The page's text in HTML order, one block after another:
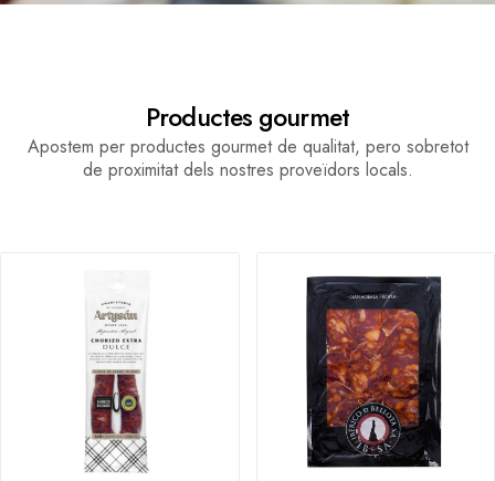
Productes gourmet
Apostem per productes gourmet de qualitat, pero sobretot
de proximitat dels nostres proveïdors locals.